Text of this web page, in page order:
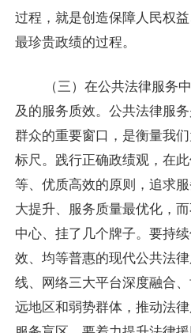
过程，就是创造保障人民权
最珍贵政绩的过程。
（三）在公共法律服务
及的服务质效。公共法律服
群众的重要窗口，是衡量我
标尺。践行正确政绩观，在
等、优质高效的原则，追求
大提升、服务质量最优化，
中心、挂了几个牌子。要持
效、均等普惠的现代公共法
线、网络三大平台深度融合
远地区和弱势群体，推动法